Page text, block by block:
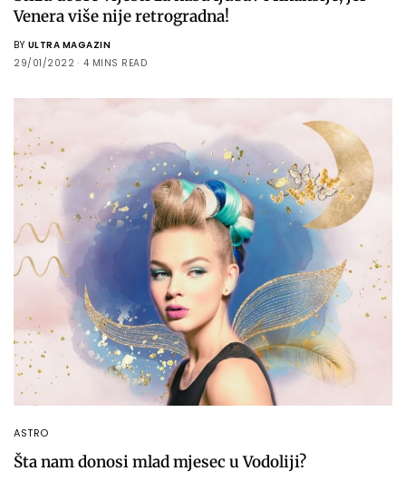
Venera više nije retrogradna!
BY ULTRA MAGAZIN
29/01/2022
4 MINS READ
ASTRO
Šta nam donosi mlad mjesec u Vodoliji?